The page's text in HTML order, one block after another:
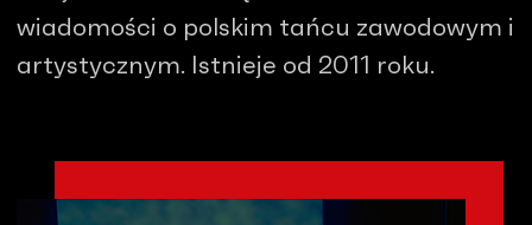
wiadomości o polskim tańcu zawodowym i
artystycznym. Istnieje od 2011 roku.